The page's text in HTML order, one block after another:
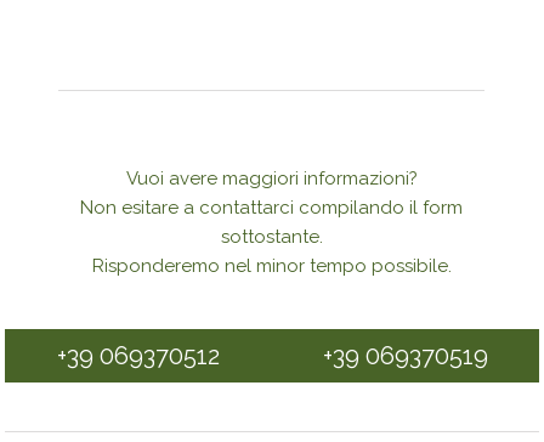
Vuoi avere maggiori informazioni?
Non esitare a contattarci compilando il form
sottostante.
Risponderemo nel minor tempo possibile.
+39 069370512 +39 069370519